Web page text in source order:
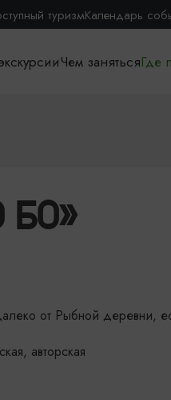
туризмКалендарь
Чем занятьсяГде
БО»
от Рыбной деревни,
авторская